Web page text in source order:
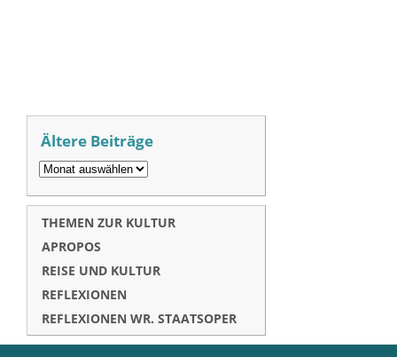
Ältere Beiträge
THEMEN ZUR KULTUR
APROPOS
REISE UND KULTUR
REFLEXIONEN
REFLEXIONEN WR. STAATSOPER